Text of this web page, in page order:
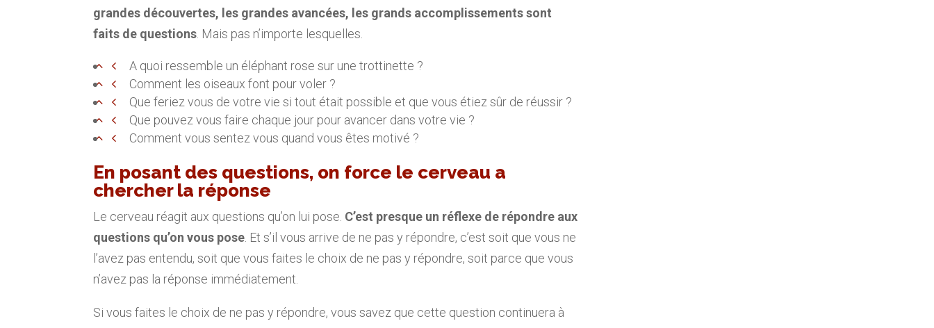
grandes découvertes, les grandes avancées, les grands accomplissements sont
faits de questions . Mais pas n’importe lesquelles.
A quoi ressemble un éléphant rose sur une trottinette ?
Comment les oiseaux font pour voler ?
Que feriez vous de votre vie si tout était possible et que vous étiez sûr de réussir ?
Que pouvez vous faire chaque jour pour avancer dans votre vie ?
Comment vous sentez vous quand vous êtes motivé ?
En posant des questions, on force le cerveau a
chercher la réponse
Le cerveau réagit aux questions qu’on lui pose. C’est presque un réflexe de répondre aux
questions qu’on vous pose . Et s’il vous arrive de ne pas y répondre, c’est soit que vous ne
l’avez pas entendu, soit que vous faites le choix de ne pas y répondre, soit parce que vous
n’avez pas la réponse immédiatement.
Si vous faites le choix de ne pas y répondre, vous savez que cette question continuera à